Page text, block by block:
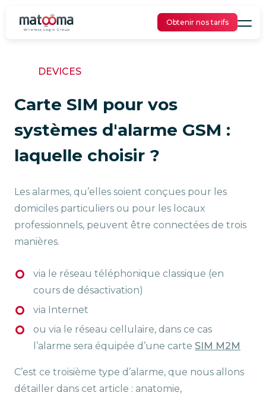
Obtenir nos tarifs
DEVICES
Carte SIM pour vos
systèmes d'alarme GSM :
laquelle choisir ?
Les alarmes, qu’elles soient conçues pour les
domiciles particuliers ou pour les locaux
professionnels, peuvent être connectées de trois
manières.
via le réseau téléphonique classique (en
cours de désactivation)
via Internet
ou via le réseau cellulaire, dans ce cas
l’alarme sera équipée d’une carte SIM M2M
C’est ce troisième type d’alarme, que nous allons
détailler dans cet article : anatomie,